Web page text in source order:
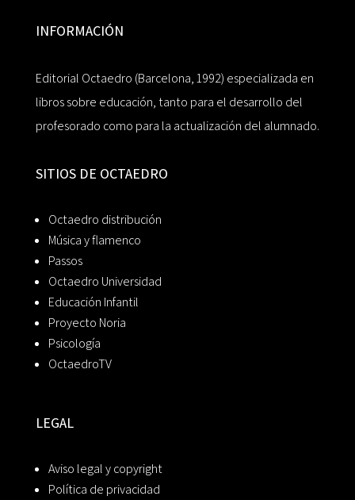
INFORMACIÓN
Editorial Octaedro (Barcelona, 1992) especializada en
libros sobre educación, tanto para el desarrollo del
profesorado como para la actualización del alumnado.
SITIOS DE OCTAEDRO
Octaedro distribución
Música y flamenco
Passos
Octaedro Universidad
Educación Infantil
Proyecto Noria
Psicología
OctaedroTV
LEGAL
Aviso legal y copyright
Política de privacidad